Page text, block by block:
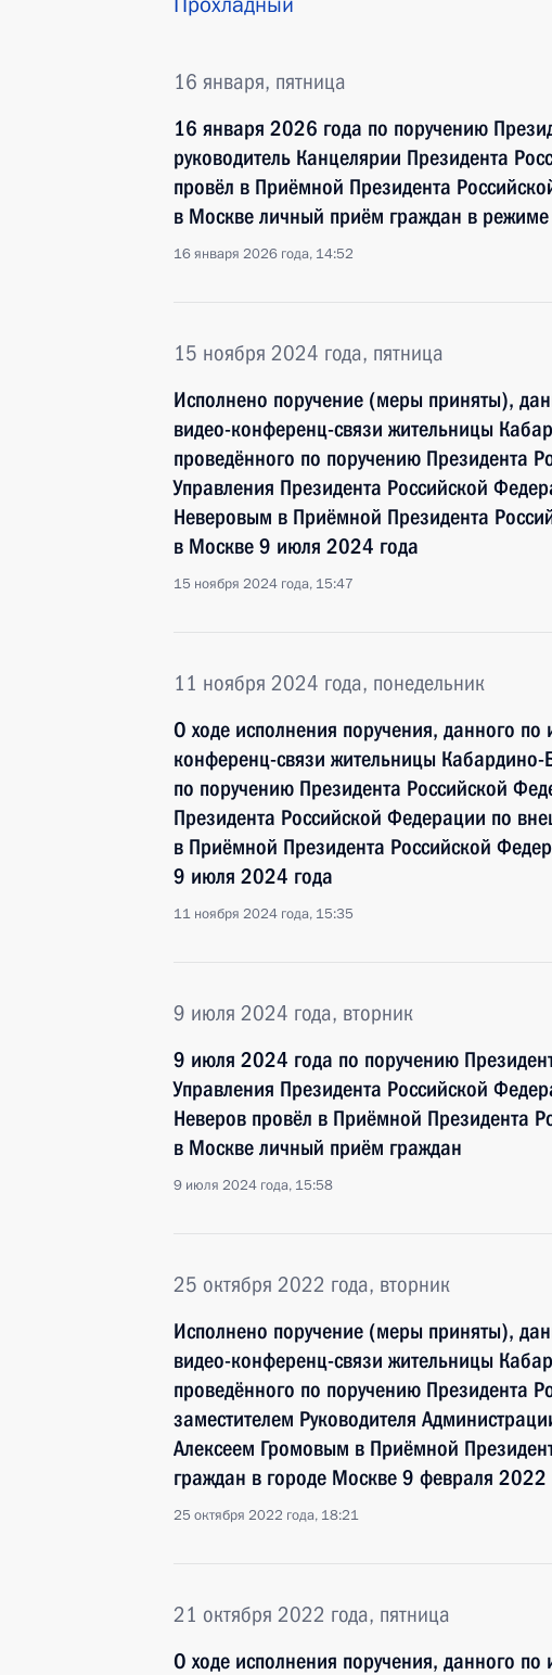
16 января, пятница
16 января 2026 года по поручению
руководитель Канцелярии Президента
провёл в Приёмной Президента
в Москве личный приём граждан в
16 января 2026 года, 14:52
15 ноября 2024 года, пятница
Исполнено поручение (меры приняты),
видео-конференц-связи жительницы
проведённого по поручению Президента
Управления Президента Российской
Неверовым в Приёмной Президента
в Москве 9 июля 2024 года
15 ноября 2024 года, 15:47
11 ноября 2024 года, понедельник
О ходе исполнения поручения, данного
конференц-связи жительницы Кабардино-
по поручению Президента Российской
Президента Российской Федерации по
в Приёмной Президента Российской
9 июля 2024 года
11 ноября 2024 года, 15:35
9 июля 2024 года, вторник
9 июля 2024 года по поручению
Управления Президента Российской
Неверов провёл в Приёмной Президента
в Москве личный приём граждан
9 июля 2024 года, 15:58
25 октября 2022 года, вторник
Исполнено поручение (меры приняты),
видео-конференц-связи жительницы
проведённого по поручению Президента
заместителем Руководителя
Алексеем Громовым в Приёмной
граждан в городе Москве 9 февраля 2022
25 октября 2022 года, 18:21
21 октября 2022 года, пятница
О ходе исполнения поручения, данного